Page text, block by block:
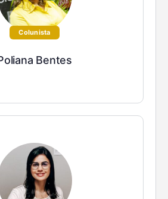
Colunista
Bentes